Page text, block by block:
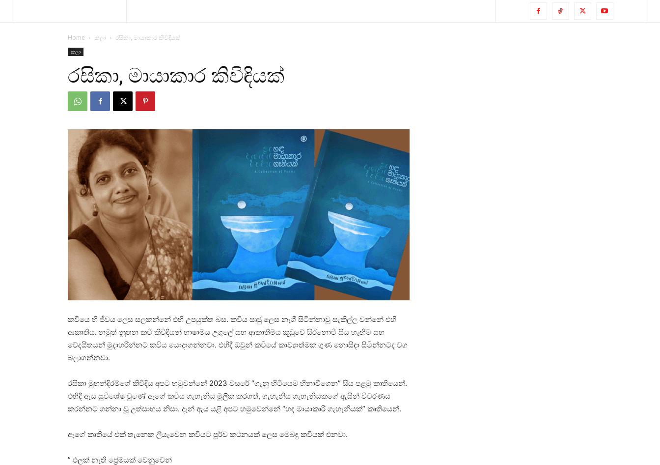
Home කලා රසිකා, මායාකාර කිවිඳියක්
කලා
රසිකා, මායාකාර කිවිඳියක්
කවියෙ හි ජීවය ලෙස සලකන්නේ එහි උපයුක්ත බස. කවිය ඍජු ලෙස නැගී සිටින්නාවූ සැකිල්ල වන්නේ එහි
ආකෘතිය. නමුත් නූතන කවි කිවිඳියන් භාෂාමය උගුලේ සහ ආකෘතිමය කූඩුවේ සිරනොවී සිය හැඟීම් සහ
වේදයිතයන් මුදාහරින්නට කවිය යොදාගන්නවා. එහිදී ඔවුන් කවියේ කාව්‍යාත්මක ගුණ නොසිඳා සිටින්නටද වග
බලාගන්නවා.
රසිකා මුහන්දිරම්ගේ කිවිඳිය අපට හමුවන්නේ 2023 වසරේ “ගෑනු හිටියෙම හිනාවීගෙන” සිය පළමු කෘතියෙන්.
එහිදී ඇය සුවිශේෂ වුණේ ඇගේ කවිය ගැහැනිය මූලික කරගත්, ගැහැනිය ගැහැනියකගේ ඇසින් විවරණය
කරන්නට ගන්නා වූ උත්සාහය නිසා. දැන් ඇය යළි අපට හමුවෙන්නේ “හඳ මායාකාරී ගැහැනියක්” කෘතියෙන්.
ඇගේ කෘතියේ එක් තැනෙක ලියැවෙන කවියට පූර්ව කථනයක් ලෙස මෙබඳු කවියක් එනවා.
” ඵලක් නැති ප්‍රේමයක් වෙනුවෙන්